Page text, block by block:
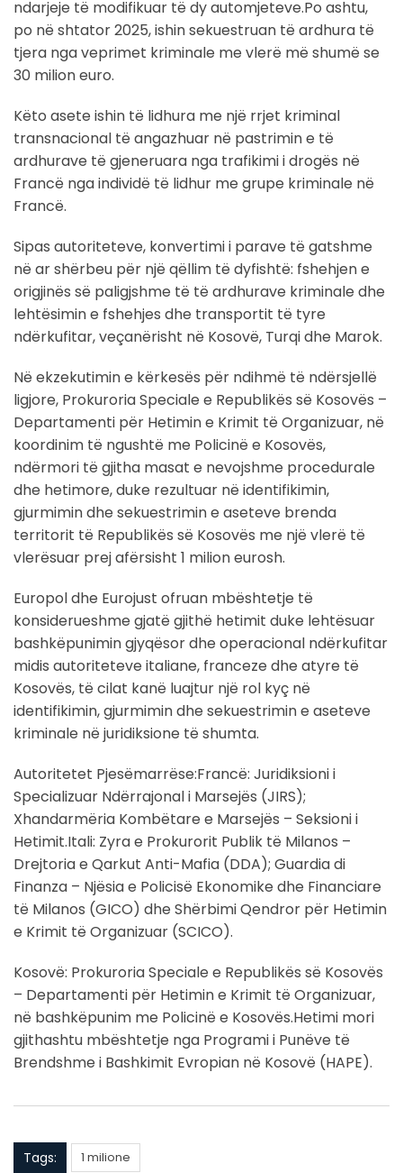
ndarjeje të modifikuar të dy automjeteve.Po ashtu,
po në shtator 2025, ishin sekuestruan të ardhura të
tjera nga veprimet kriminale me vlerë më shumë se
30 milion euro.
Këto asete ishin të lidhura me një rrjet kriminal
transnacional të angazhuar në pastrimin e të
ardhurave të gjeneruara nga trafikimi i drogës në
Francë nga individë të lidhur me grupe kriminale në
Francë.
Sipas autoriteteve, konvertimi i parave të gatshme
në ar shërbeu për një qëllim të dyfishtë: fshehjen e
origjinës së paligjshme të të ardhurave kriminale dhe
lehtësimin e fshehjes dhe transportit të tyre
ndërkufitar, veçanërisht në Kosovë, Turqi dhe Marok.
Në ekzekutimin e kërkesës për ndihmë të ndërsjellë
ligjore, Prokuroria Speciale e Republikës së Kosovës –
Departamenti për Hetimin e Krimit të Organizuar, në
koordinim të ngushtë me Policinë e Kosovës,
ndërmori të gjitha masat e nevojshme procedurale
dhe hetimore, duke rezultuar në identifikimin,
gjurmimin dhe sekuestrimin e aseteve brenda
territorit të Republikës së Kosovës me një vlerë të
vlerësuar prej afërsisht 1 milion eurosh.
Europol dhe Eurojust ofruan mbështetje të
konsiderueshme gjatë gjithë hetimit duke lehtësuar
bashkëpunimin gjyqësor dhe operacional ndërkufitar
midis autoriteteve italiane, franceze dhe atyre të
Kosovës, të cilat kanë luajtur një rol kyç në
identifikimin, gjurmimin dhe sekuestrimin e aseteve
kriminale në juridiksione të shumta.
Autoritetet Pjesëmarrëse:Francë: Juridiksioni i
Specializuar Ndërrajonal i Marsejës (JIRS);
Xhandarmëria Kombëtare e Marsejës – Seksioni i
Hetimit.Itali: Zyra e Prokurorit Publik të Milanos –
Drejtoria e Qarkut Anti-Mafia (DDA); Guardia di
Finanza – Njësia e Policisë Ekonomike dhe Financiare
të Milanos (GICO) dhe Shërbimi Qendror për Hetimin
e Krimit të Organizuar (SCICO).
Kosovë: Prokuroria Speciale e Republikës së Kosovës
– Departamenti për Hetimin e Krimit të Organizuar,
në bashkëpunim me Policinë e Kosovës.Hetimi mori
gjithashtu mbështetje nga Programi i Punëve të
Brendshme i Bashkimit Evropian në Kosovë (HAPE).
Tags: 1 milione